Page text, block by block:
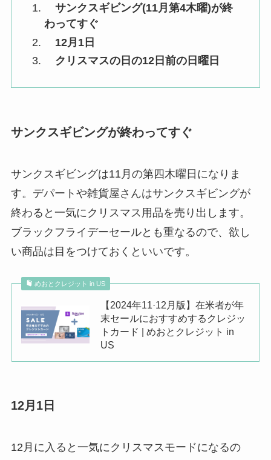
サンクスギビング(11月第4木曜)が終
わってすぐ
12月1日
クリスマスの日の12日前の日曜日
サンクスギビングが終わってすぐ
サンクスギビングは11月の第四木曜日になりま
す。デパートや雑貨屋さんはサンクスギビングが
終わると一気にクリスマス用品を売り出します。
ブラックフライデーセールとも重なるので、欲し
い商品は目をつけておくといいです。
めおとクレジット in US
【2024年11·12月版】在米者が年
末セールにおすすめするクレジッ
トカード | めおとクレジット in
US
12月1日
12月に入ると一気にクリスマスモードになるの